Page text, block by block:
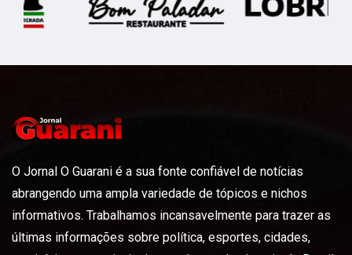
O Jornal O Guarani é a sua fonte confiável de notícias
abrangendo uma ampla variedade de tópicos e nichos
informativos. Trabalhamos incansavelmente para trazer as
últimas informações sobre política, esportes, cidades,